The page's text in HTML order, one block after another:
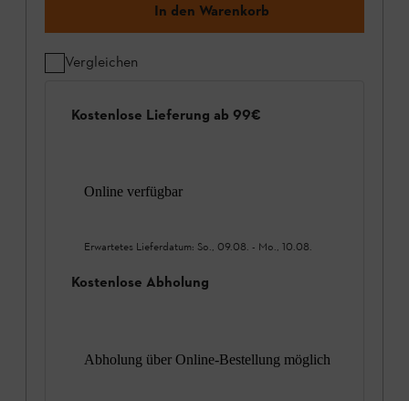
In den Warenkorb
Vergleichen
Kostenlose Lieferung ab 99€
Online verfügbar
Erwartetes Lieferdatum: So., 09.08. - Mo., 10.08.
Kostenlose Abholung
Abholung über Online-Bestellung möglich